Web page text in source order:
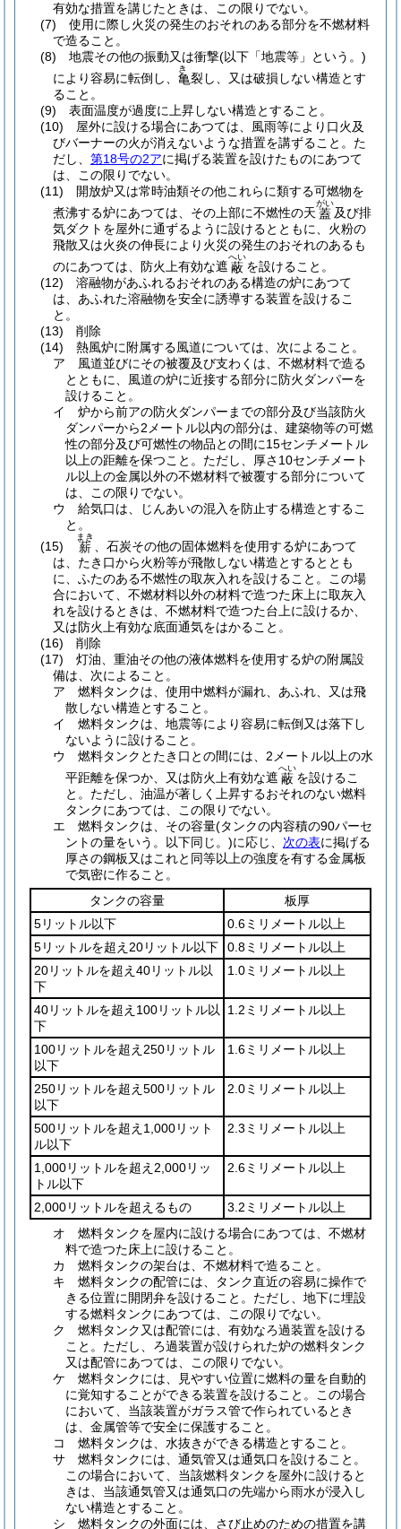
有効な措置を講じたときは、この限りでない。
(7)
使用に際し火災の発生のおそれのある部分を不燃材料
で造ること。
(8)
地震その他の振動又は衝撃(以下「地震等」という。)
により容易に転倒し、 亀
き
裂し、又は破損しない構造とす
ること。
(9)
表面温度が過度に上昇しない構造とすること。
(10)
屋外に設ける場合にあつては、風雨等により口火及
びバーナーの火が消えないような措置を講ずること。 た
だし、 第18号の2アに掲げる装置を設けたものにあつて
は、この限りでない。
(11)
開放炉又は常時油類その他これらに類する可燃物を
煮沸する炉にあつては、その上部に不燃性の天 蓋
がい
及び排
気ダクトを屋外に通ずるように設けるとともに、火粉の
飛散又は火炎の伸長により火災の発生のおそれのあるも
のにあつては、防火上有効な遮 蔽
へい
を設けること。
(12)
溶融物があふれるおそれのある構造の炉にあつて
は、あふれた溶融物を安全に誘導する装置を設けるこ
と。
(13)
削除
(14)
熱風炉に附属する風道については、次によること。
ア
風道並びにその被覆及び支わくは、不燃材料で造る
とともに、風道の炉に近接する部分に防火ダンパーを
設けること。
イ
炉から前アの防火ダンパーまでの部分及び当該防火
ダンパーから2メートル以内の部分は、建築物等の可燃
性の部分及び可燃性の物品との間に15センチメートル
以上の距離を保つこと。 ただし、厚さ10センチメート
ル以上の金属以外の不燃材料で被覆する部分について
は、この限りでない。
ウ
給気口は、じんあいの混入を防止する構造とするこ
と。
(15)
薪
まき
、石炭その他の固体燃料を使用する炉にあつて
は、たき口から火粉等が飛散しない構造とするととも
に、ふたのある不燃性の取灰入れを設けること。
この場
合において、不燃材料以外の材料で造つた床上に取灰入
れを設けるときは、不燃材料で造つた台上に設けるか、
又は防火上有効な底面通気をはかること。
(16)
削除
(17)
灯油、重油その他の液体燃料を使用する炉の附属設
備は、次によること。
ア
燃料タンクは、使用中燃料が漏れ、あふれ、又は飛
散しない構造とすること。
イ
燃料タンクは、地震等により容易に転倒又は落下し
ないように設けること。
ウ
燃料タンクとたき口との間には、2メートル以上の水
平距離を保つか、又は防火上有効な遮 蔽
へい
を設けるこ
と。 ただし、油温が著しく上昇するおそれのない燃料
タンクにあつては、この限りでない。
エ
燃料タンクは、その容量(タンクの内容積の90パーセ
ントの量をいう。以下同じ。)に応じ、 次の表に掲げる
厚さの鋼板又はこれと同等以上の強度を有する金属板
で気密に作ること。
タンクの容量
板厚
5リットル以下
0.6ミリメートル以上
5リットルを超え20リットル以下
0.8ミリメートル以上
20リットルを超え40リットル以
下
1.0ミリメートル以上
40リットルを超え100リットル以
下
1.2ミリメートル以上
100リットルを超え250リットル
以下
1.6ミリメートル以上
250リットルを超え500リットル
以下
2.0ミリメートル以上
500リットルを超え1,000リット
ル以下
2.3ミリメートル以上
1,000リットルを超え2,000リッ
トル以下
2.6ミリメートル以上
2,000リットルを超えるもの
3.2ミリメートル以上
オ
燃料タンクを屋内に設ける場合にあつては、不燃材
料で造つた床上に設けること。
カ
燃料タンクの架台は、不燃材料で造ること。
キ
燃料タンクの配管には、タンク直近の容易に操作で
きる位置に開閉弁を設けること。 ただし、地下に埋設
する燃料タンクにあつては、この限りでない。
ク
燃料タンク又は配管には、有効なろ過装置を設ける
こと。 ただし、ろ過装置が設けられた炉の燃料タンク
又は配管にあつては、この限りでない。
ケ
燃料タンクには、見やすい位置に燃料の量を自動的
に覚知することができる装置を設けること。
この場合
において、当該装置がガラス管で作られているとき
は、金属管等で安全に保護すること。
コ
燃料タンクは、水抜きができる構造とすること。
サ
燃料タンクには、通気管又は通気口を設けること。
この場合において、当該燃料タンクを屋外に設けると
きは、当該通気管又は通気口の先端から雨水が浸入し
ない構造とすること。
シ
燃料タンクの外面には、さび止めのための措置を講